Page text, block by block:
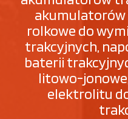
akumulatorów
rolkowe do
trakcyjnych,
baterii
litowo-
elektrolitu